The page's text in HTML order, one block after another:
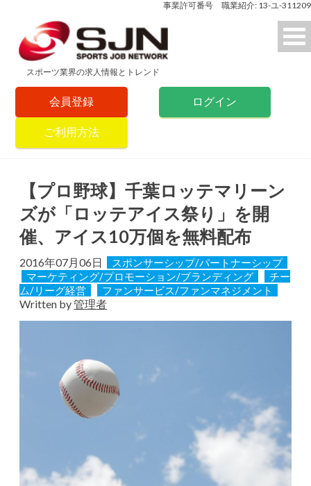
事業許可番号 職業紹介: 13-ユ-311209
スポーツ業界の求人情報とトレンド
会員登録 ログイン
ご利用方法
【プロ野球】千葉ロッテマリーン
ズが「ロッテアイス祭り」を開
催、アイス10万個を無料配布
2016年07月06日
スポンサーシップ/パートナーシップ
マーケティング/プロモーション/ブランディング
チー
ム/リーグ経営
ファンサービス/ファンマネジメント
Written by管理者